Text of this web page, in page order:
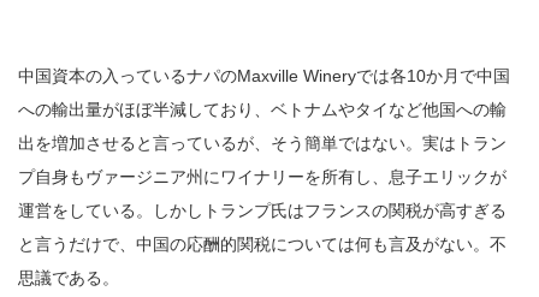
中国資本の入っているナパのMaxville Wineryでは各10か月で中国
への輸出量がほぼ半減しており、ベトナムやタイなど他国への輸
出を増加させると言っているが、そう簡単ではない。実はトラン
プ自身もヴァージニア州にワイナリーを所有し、息子エリックが
運営をしている。しかしトランプ氏はフランスの関税が高すぎる
と言うだけで、中国の応酬的関税については何も言及がない。不
思議である。